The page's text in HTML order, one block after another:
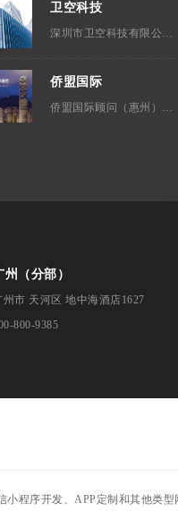
卫空科技
深圳市卫空科技有限公司，成立...
侨盟国际
侨盟国际顾问（惠州）有限公司是...
州（分部）
州市 天河区 地中海酒店1627
800-9385
小程序开发、APP定制和其他类型